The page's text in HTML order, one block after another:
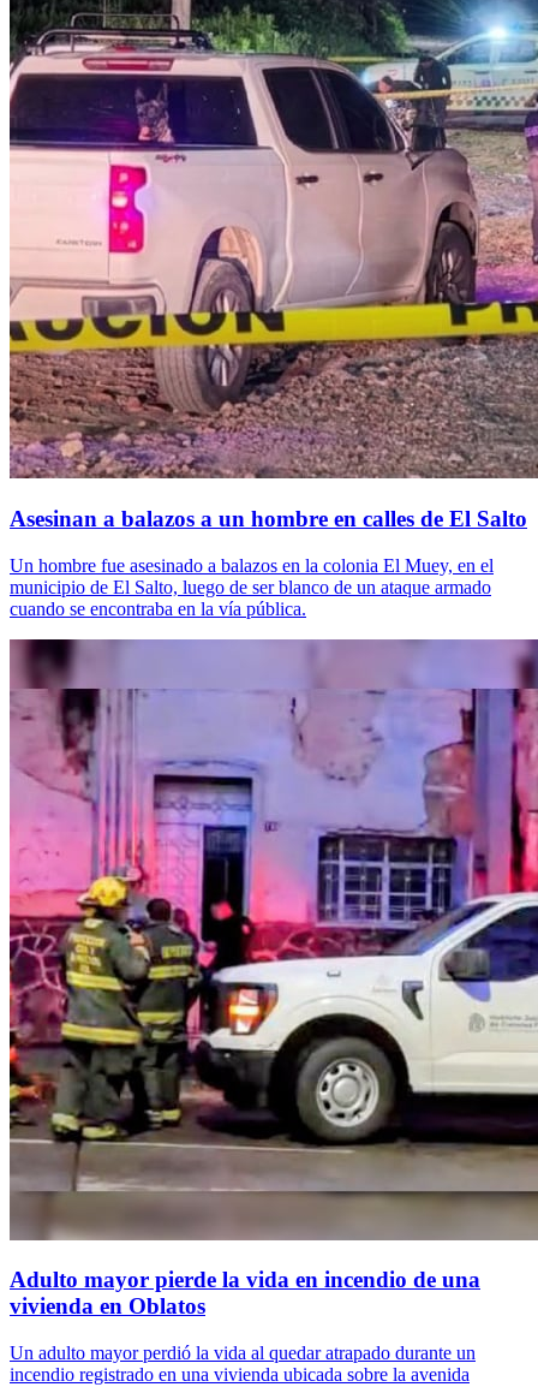
Asesinan a balazos a un hombre en calles de El Salto
Un hombre fue asesinado a balazos en la colonia El Muey, en el
municipio de El Salto, luego de ser blanco de un ataque armado
cuando se encontraba en la vía pública.
Adulto mayor pierde la vida en incendio de una
vivienda en Oblatos
Un adulto mayor perdió la vida al quedar atrapado durante un
incendio registrado en una vivienda ubicada sobre la avenida